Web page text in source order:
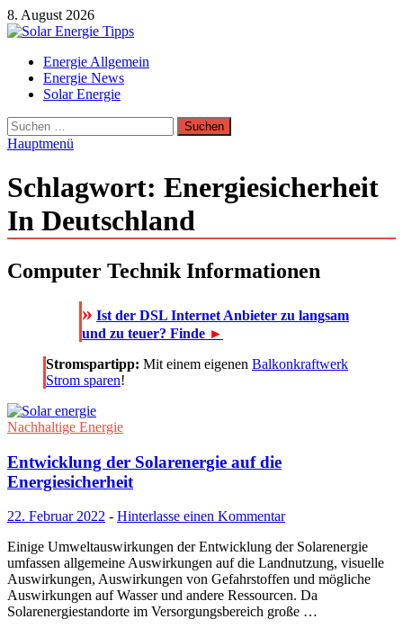
Zum
Inhalt
8. August 2026
Solar Energie Tipps
Solar Energie und Photovoltaik Informationen und Tipps
Energie Allgemein
Energie News
Solar Energie
Suchen
nach:
Hauptmenü
Schlagwort: Energiesicherheit
In Deutschland
Computer Technik Informationen
» Ist der DSL Internet Anbieter zu langsam
und zu teuer? Finde ►
Stromspartipp: Mit einem eigenen Balkonkraftwerk
Strom sparen!
Nachhaltige Energie
Entwicklung der Solarenergie auf die
Energiesicherheit
22. Februar 2022 - Hinterlasse einen Kommentar
Einige Umweltauswirkungen der Entwicklung der Solarenergie
umfassen allgemeine Auswirkungen auf die Landnutzung, visuelle
Auswirkungen, Auswirkungen von Gefahrstoffen und mögliche
Auswirkungen auf Wasser und andere Ressourcen. Da
Solarenergiestandorte im Versorgungsbereich große …